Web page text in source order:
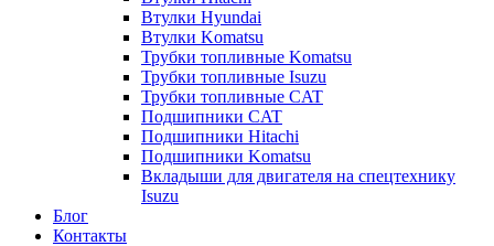
Втулки Hyundai
Втулки Komatsu
Трубки топливные Komatsu
Трубки топливные Isuzu
Трубки топливные CAT
Подшипники CAT
Подшипники Hitachi
Подшипники Komatsu
Вкладыши для двигателя на спецтехнику
Isuzu
Блог
Контакты